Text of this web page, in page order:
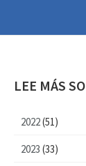
LEE MÁS
2022(51)
2023 (33)